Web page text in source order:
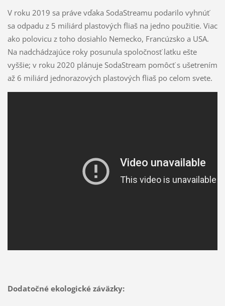
V roku 2019 sa práve vďaka SodaStreamu podarilo vyhnúť
sa odpadu z 5 miliárd plastových fliaš na jedno použitie. Viac
ako polovicu z toho dosiahlo Nemecko, Francúzsko a USA.
Na nadchádzajúce roky posunula spoločnosť latku ešte
vyššie; v roku 2020 plánuje SodaStream pomôcť s ušetrením
až 6 miliárd jednorazových plastových fliaš po celom svete.
Dodatočné ekologické záväzky: